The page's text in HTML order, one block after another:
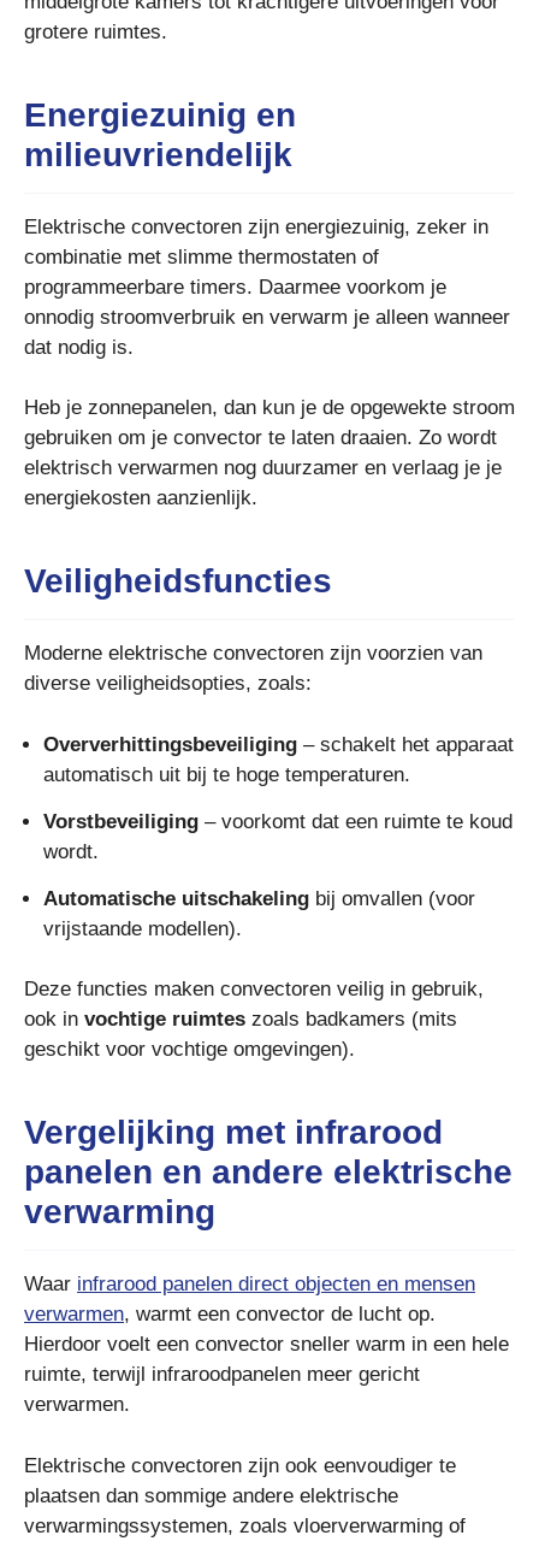
grotere ruimtes.
Energiezuinig en
milieuvriendelijk
Elektrische convectoren zijn energiezuinig, zeker in
combinatie met slimme thermostaten of
programmeerbare timers. Daarmee voorkom je
onnodig stroomverbruik en verwarm je alleen wanneer
dat nodig is.
Heb je zonnepanelen, dan kun je de opgewekte stroom
gebruiken om je convector te laten draaien. Zo wordt
elektrisch verwarmen nog duurzamer en verlaag je je
energiekosten aanzienlijk.
Veiligheidsfuncties
Moderne elektrische convectoren zijn voorzien van
diverse veiligheidsopties, zoals:
Oververhittingsbeveiliging – schakelt het apparaat
automatisch uit bij te hoge temperaturen.
Vorstbeveiliging – voorkomt dat een ruimte te koud
wordt.
Automatische uitschakeling bij omvallen (voor
vrijstaande modellen).
Deze functies maken convectoren veilig in gebruik,
ook in vochtige ruimtes zoals badkamers (mits
geschikt voor vochtige omgevingen).
Vergelijking met infrarood
panelen en andere elektrische
verwarming
Waar infrarood panelen direct objecten en mensen
verwarmen, warmt een convector de lucht op.
Hierdoor voelt een convector sneller warm in een hele
ruimte, terwijl infraroodpanelen meer gericht
verwarmen.
Elektrische convectoren zijn ook eenvoudiger te
plaatsen dan sommige andere elektrische
verwarmingssystemen, zoals vloerverwarming of